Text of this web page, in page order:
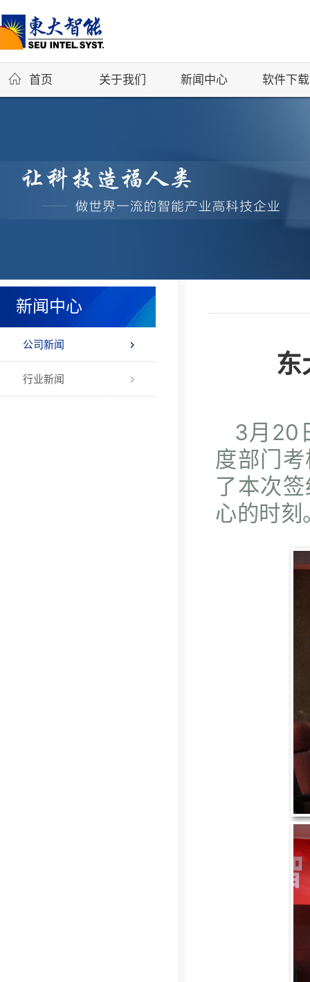
首页 关于我们 新闻中心 软件下载
新闻中心
公司新闻
行业新闻
东
3月20
度部门
了本次
心的时刻